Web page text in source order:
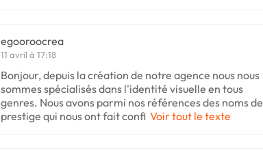
egooroocrea
11 avril à 17:18
Bonjour, depuis la création de notre agence nous nous
sommes spécialisés dans l'identité visuelle en tous
genres. Nous avons parmi nos références des noms de
prestige qui nous ont fait confi Voir tout le texte